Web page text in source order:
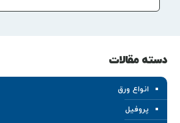
دسته مقالات
انواع ورق
پروفیل